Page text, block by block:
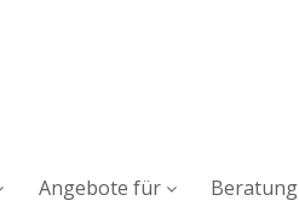
Angebote für Beratung